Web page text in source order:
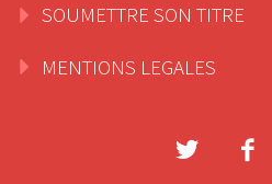
SOUMETTRE SON TITRE
MENTIONS LEGALES